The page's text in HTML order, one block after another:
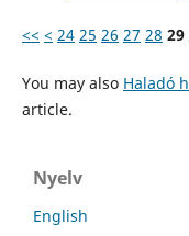
<< < 24 25 26 27 28 29
You may also Haladó
article.
Nyelv
English